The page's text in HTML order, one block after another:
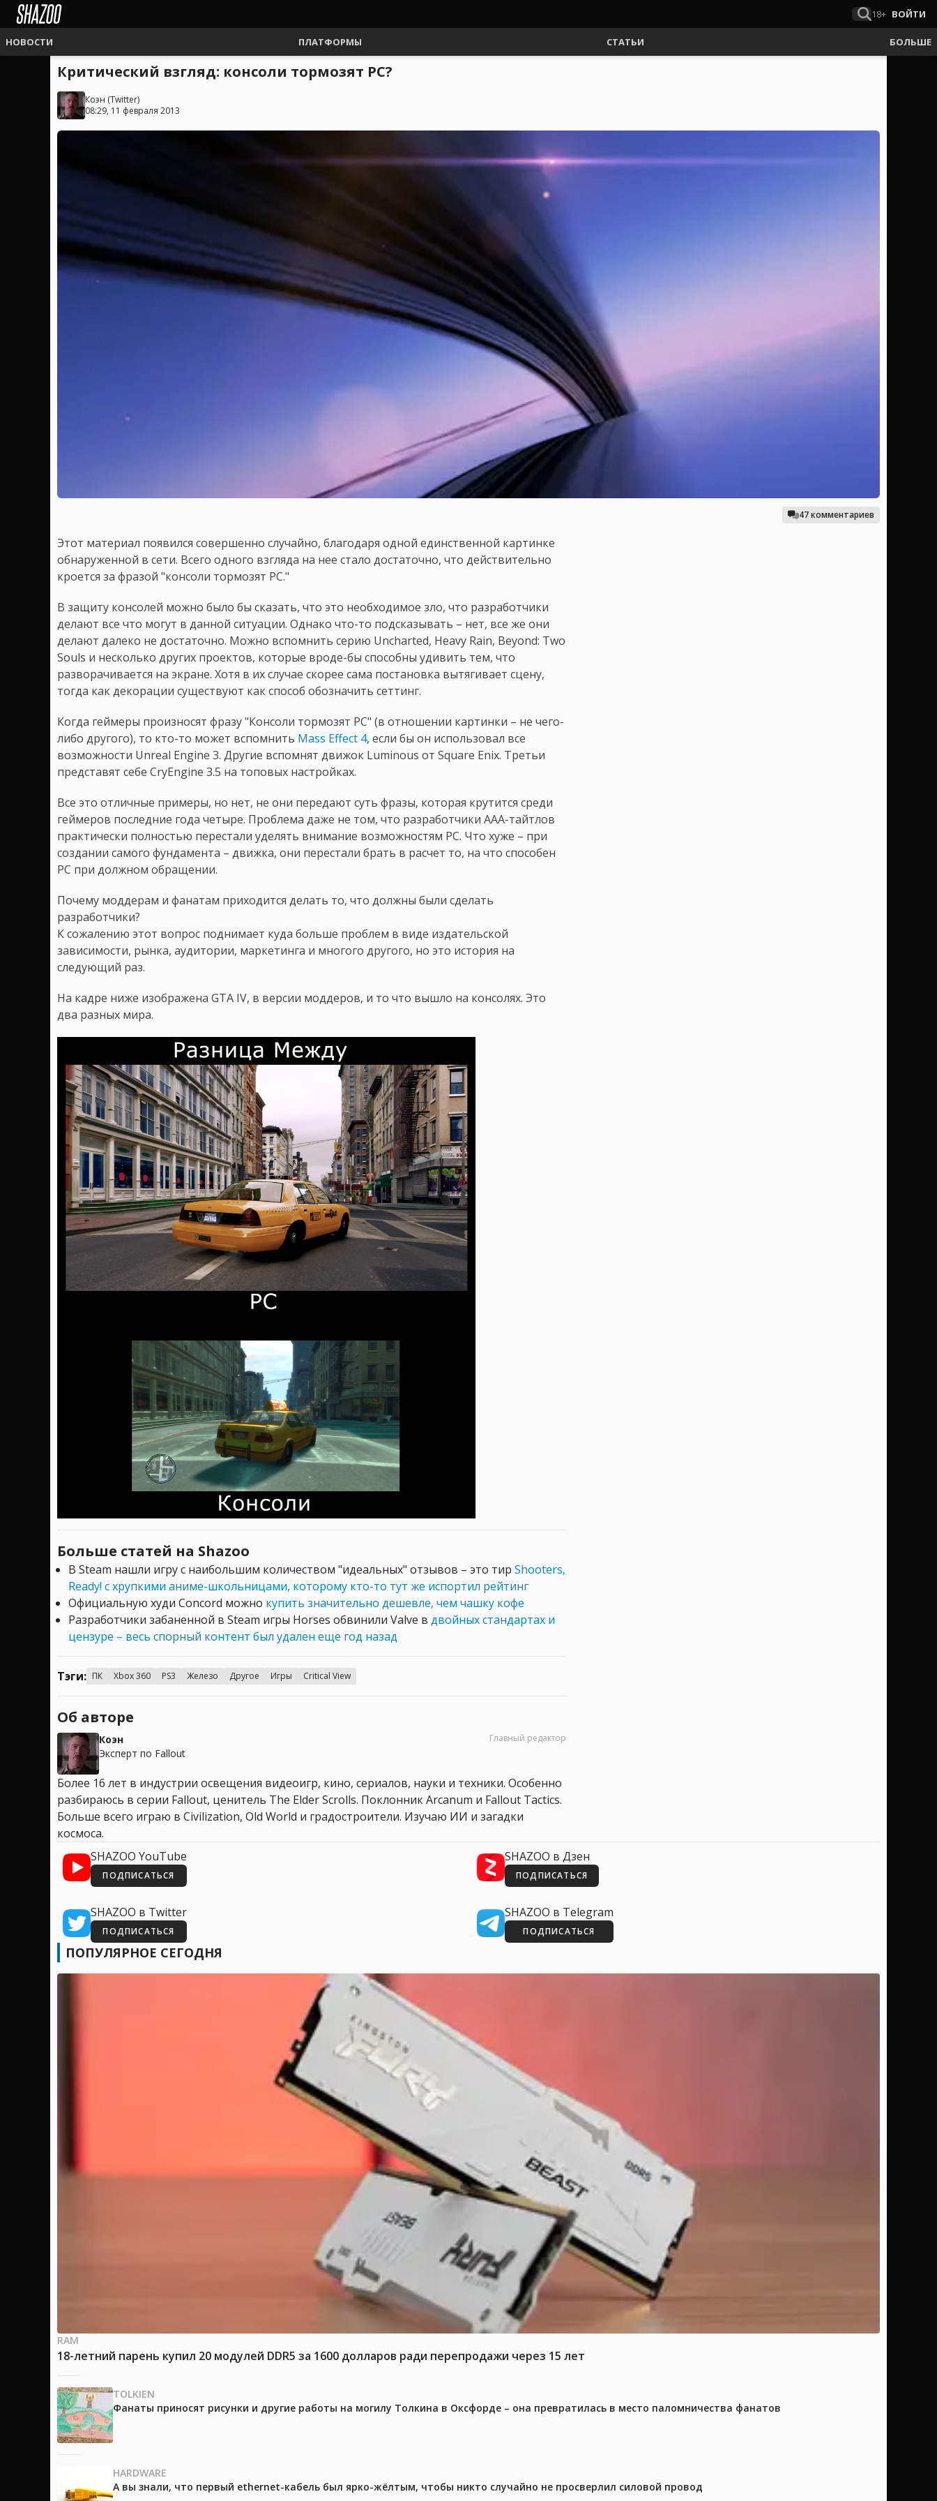
18+ ВОЙТИ
НОВОСТИ ПЛАТФОРМЫ СТАТЬИ БОЛЬШЕ
Критический взгляд: консоли тормозят PC?
Коэн (Twitter)
08:29, 11 февраля 2013
47 комментариев
Этот материал появился совершенно случайно, благодаря одной единственной картинке
обнаруженной в сети. Всего одного взгляда на нее стало достаточно, что действительно
кроется за фразой "консоли тормозят PC."
В защиту консолей можно было бы сказать, что это необходимое зло, что разработчики
делают все что могут в данной ситуации. Однако что-то подсказывать – нет, все же они
делают далеко не достаточно. Можно вспомнить серию Uncharted, Heavy Rain, Beyond: Two
Souls и несколько других проектов, которые вроде-бы способны удивить тем, что
разворачивается на экране. Хотя в их случае скорее сама постановка вытягивает сцену,
тогда как декорации существуют как способ обозначить сеттинг.
Когда геймеры произносят фразу "Консоли тормозят PC" (в отношении картинки – не чего-
либо другого), то кто-то может вспомнить Mass Effect 4, если бы он использовал все
возможности Unreal Engine 3. Другие вспомнят движок Luminous от Square Enix. Третьи
представят себе CryEngine 3.5 на топовых настройках.
Все это отличные примеры, но нет, не они передают суть фразы, которая крутится среди
геймеров последние года четыре. Проблема даже не том, что разработчики AAA-тайтлов
практически полностью перестали уделять внимание возможностям PC. Что хуже – при
создании самого фундамента – движка, они перестали брать в расчет то, на что способен
PC при должном обращении.
Почему моддерам и фанатам приходится делать то, что должны были сделать
разработчики?
К сожалению этот вопрос поднимает куда больше проблем в виде издательской
зависимости, рынка, аудитории, маркетинга и многого другого, но это история на
следующий раз.
На кадре ниже изображена GTA IV, в версии моддеров, и то что вышло на консолях. Это
два разных мира.
Больше статей на Shazoo
В Steam нашли игру с наибольшим количеством "идеальных" отзывов – это тир Shooters,
Ready! с хрупкими аниме-школьницами, которому кто-то тут же испортил рейтинг
Официальную худи Concord можно купить значительно дешевле, чем чашку кофе
Разработчики забаненной в Steam игры Horses обвинили Valve в двойных стандартах и
цензуре – весь спорный контент был удален еще год назад
Тэги: ПК Xbox 360 PS3 Железо Другое Игры Critical View
Об авторе
Коэн
Эксперт по Fallout
Главный редактор
Более 16 лет в индустрии освещения видеоигр, кино, сериалов, науки и техники. Особенно
разбираюсь в серии Fallout, ценитель The Elder Scrolls. Поклонник Arcanum и Fallout Tactics.
Больше всего играю в Civilization, Old World и градостроители. Изучаю ИИ и загадки
космоса.
SHAZOO YouTube
ПОДПИСАТЬСЯ
SHAZOO в Дзен
ПОДПИСАТЬСЯ
SHAZOO в Twitter
ПОДПИСАТЬСЯ
SHAZOO в Telegram
ПОДПИСАТЬСЯ
ПОПУЛЯРНОЕ СЕГОДНЯ
RAM
18-летний парень купил 20 модулей DDR5 за 1600 долларов ради перепродажи через 15 лет
TOLKIEN
Фанаты приносят рисунки и другие работы на могилу Толкина в Оксфорде – она превратилась в место паломничества фанатов
HARDWARE
А вы знали, что первый ethernet-кабель был ярко-жёлтым, чтобы никто случайно не просверлил силовой провод